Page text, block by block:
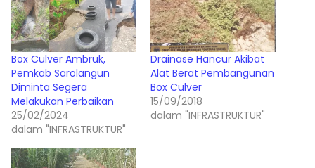
Box Culver Ambruk,
Pemkab Sarolangun
Diminta Segera
Melakukan Perbaikan
25/02/2024
dalam "INFRASTRUKTUR"
Drainase Hancur Akibat
Alat Berat Pembangunan
Box Culver
15/09/2018
dalam "INFRASTRUKTUR"